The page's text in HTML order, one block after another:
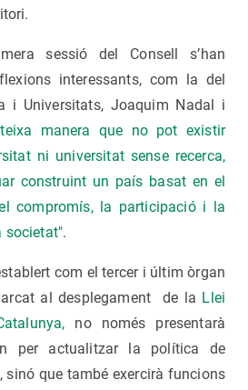
sessió del Consell s’han
interessants, com la del
i Universitats, Joaquim Nadal i
manera que no pot existir
ni universitat sense recerca,
construint un país basat en el
compromís, la participació i la
societat".
com el tercer i últim òrgan
al desplegament de la Llei
no només presentarà
per actualitzar la política de
sinó que també exercirà funcions